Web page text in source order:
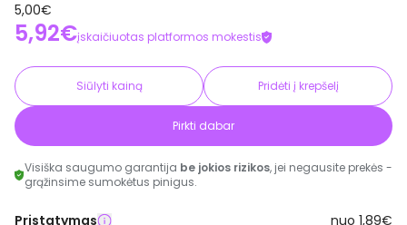
5,00€
5,92€įskaičiuotas platformos mokestis
Siūlyti kainą Pridėti į krepšelį
Pirkti dabar
Visiška saugumo garantija be jokios rizikos, jei negausite prekės -
grąžinsime sumokėtus pinigus.
Pristatymas nuo 1,89€